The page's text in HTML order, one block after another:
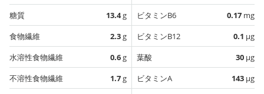
糖質
13.4g
食物繊維
2.3g
水溶性食物繊維
0.6g
不溶性食物繊維
1.7g
ビタミンB6
0.17 mg
ビタミンB12
0.1 µg
葉酸
30 µg
ビタミンA
143 µg